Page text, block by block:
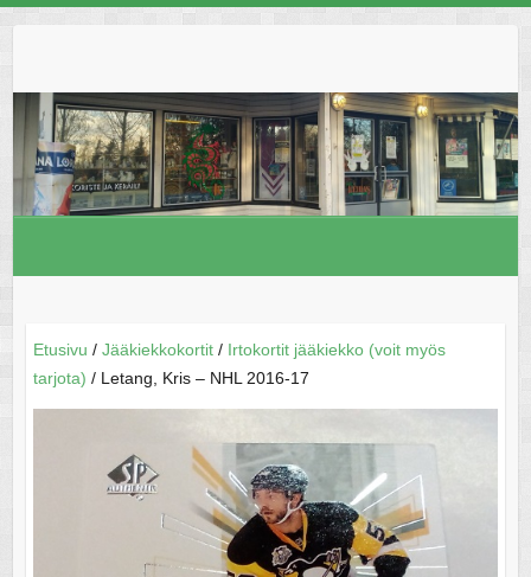
Etusivu / Jääkiekkokortit/ Irtokortit jääkiekko (voit myös
tarjota) / Letang, Kris – NHL 2016-17